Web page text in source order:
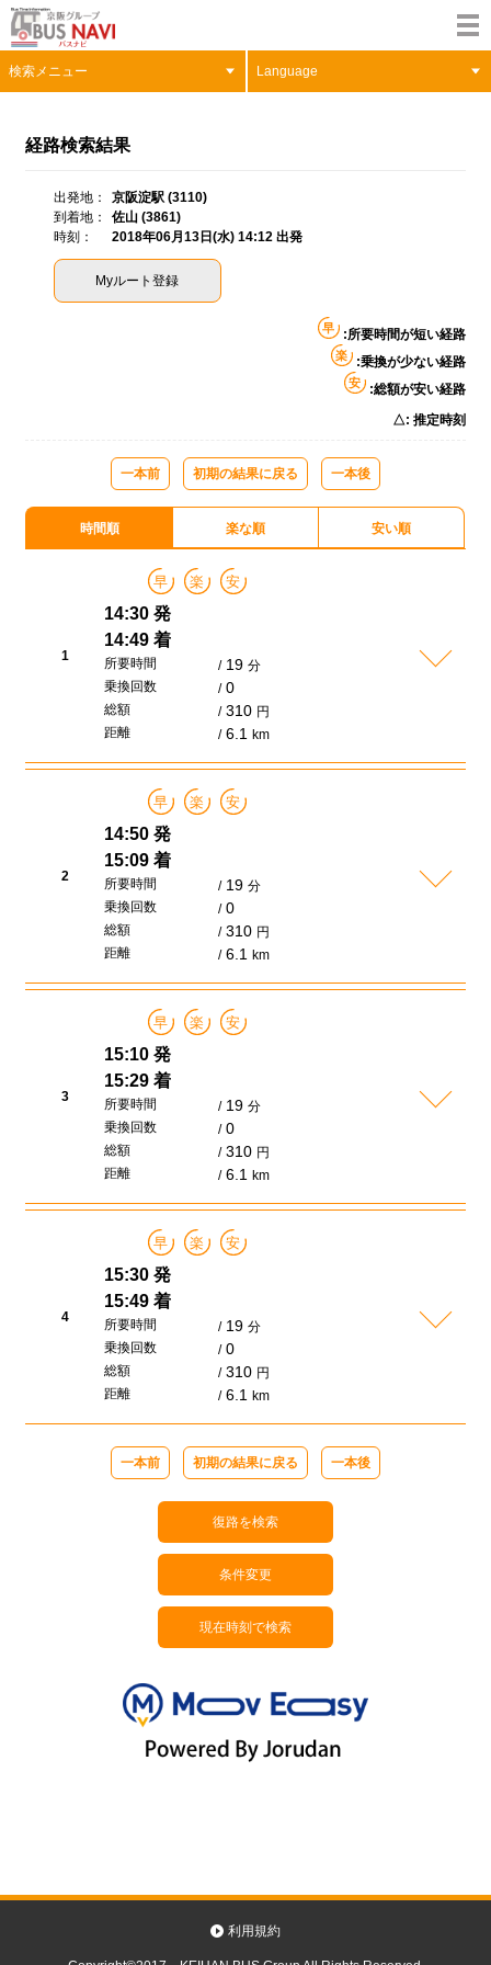
検索メニュー Language
経路検索結果
出発地
京阪淀駅 (3110)
到着地
佐山 (3861)
時刻
2018年06月13日(水) 14:12 出発
Myルート登録
早 :所要時間が短い経路
楽 :乗換が少ない経路
安 :総額が安い経路
△: 推定時刻
一本前 初期の結果に戻る 一本後
時間順 楽な順 安い順
1
早 楽 安
14:30 発
14:49 着
所要時間 19分
乗換回数
0
総額 310 円
距離
6.1km
2
早 楽 安
14:50 発
15:09 着
所要時間 19分
乗換回数
0
総額 310 円
距離
6.1km
3
早 楽 安
15:10 発
15:29 着
所要時間 19分
乗換回数
0
総額 310 円
距離
6.1km
4
早 楽 安
15:30 発
15:49 着
所要時間 19分
乗換回数
0
総額 310 円
距離
6.1km
一本前 初期の結果に戻る 一本後
復路を検索
条件変更
現在時刻で検索
利用規約